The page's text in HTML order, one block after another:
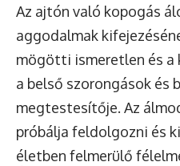
Az ajtón való kopogás
aggodalmak
mögötti ismeretlen és a
a belső szorongások és
megtestesítője. Az
próbálja feldolgozni és
életben felmerülő